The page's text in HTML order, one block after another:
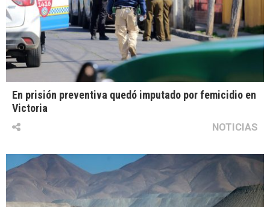
En prisión preventiva quedó imputado por femicidio en
Victoria
NOTICIAS